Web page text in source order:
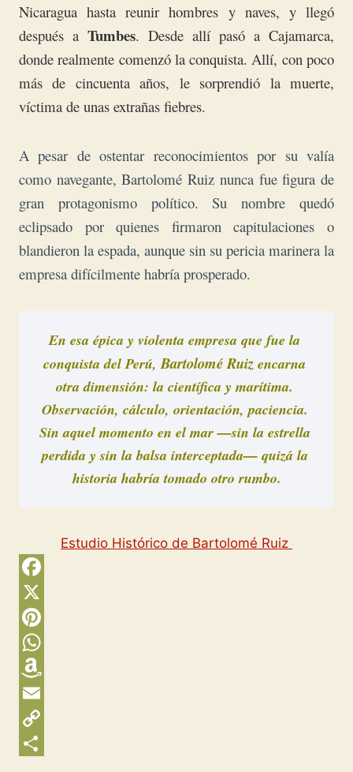
Nicaragua hasta reunir hombres y naves, y llegó
después a Tumbes. Desde allí pasó a Cajamarca,
donde realmente comenzó la conquista. Allí, con poco
más de cincuenta años, le sorprendió la muerte,
víctima de unas extrañas fiebres.
A pesar de ostentar reconocimientos por su valía
como navegante, Bartolomé Ruiz nunca fue figura de
gran protagonismo político. Su nombre quedó
eclipsado por quienes firmaron capitulaciones o
blandieron la espada, aunque sin su pericia marinera la
empresa difícilmente habría prosperado.
En esa épica y violenta empresa que fue la
conquista del Perú, Bartolomé Ruiz encarna
otra dimensión: la científica y marítima.
Observación, cálculo, orientación, paciencia.
Sin aquel momento en el mar —sin la estrella
perdida y sin la balsa interceptada— quizá la
historia habría tomado otro rumbo.
Estudio Histórico de Bartolomé Ruiz
F
a
c
e
b
o
o
X
P
n
t
e
W
h
a
A
m
a
E
m
C